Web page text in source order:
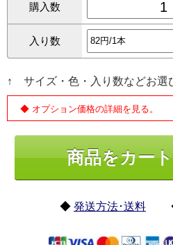
購入数
入り数
↑ サイズ・色・入り数などお選
◆ オプション価格の詳細を見る。
◆ 発送方法･送料